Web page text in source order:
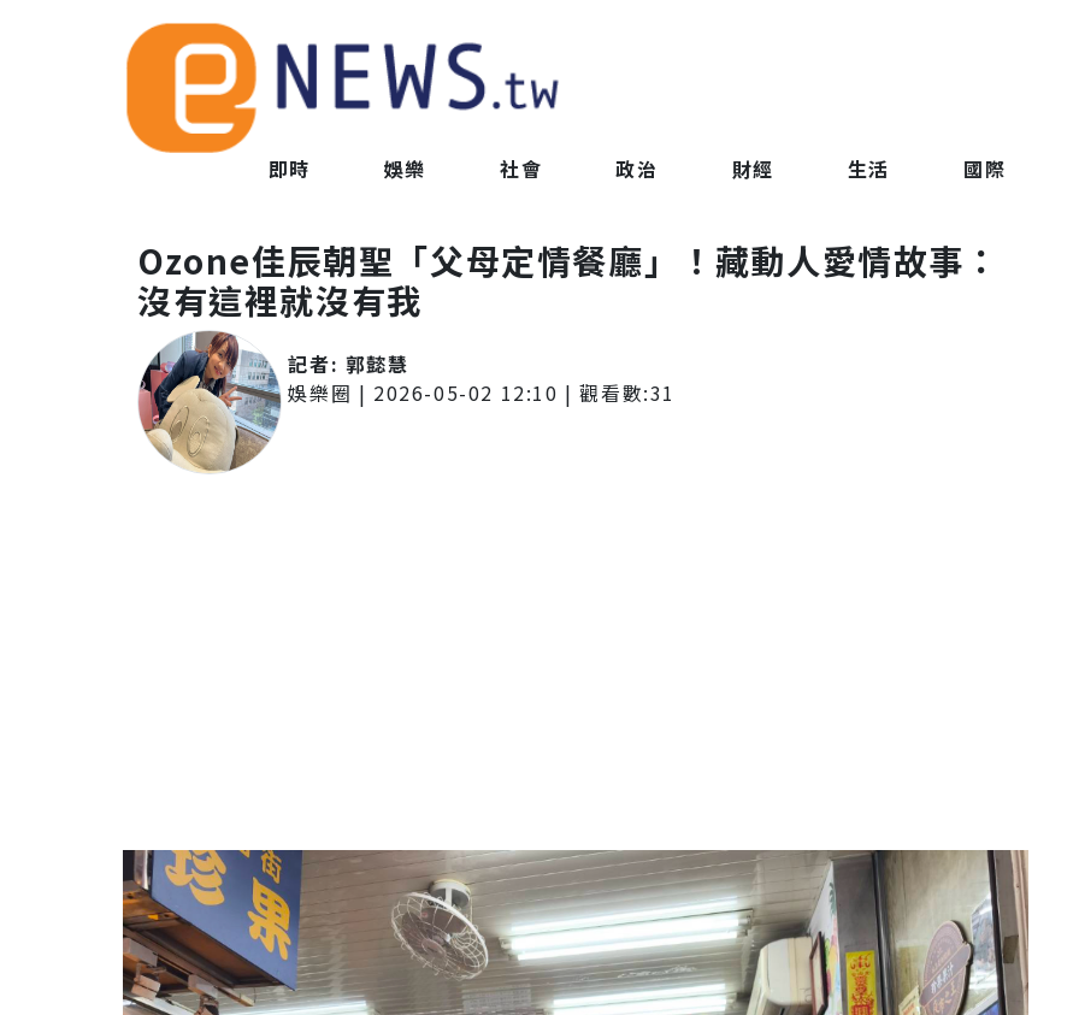
即時 娛樂 社會 政治 財經 生活 國際
Ozone佳辰朝聖「父母定情餐廳」！藏動人愛情故事：
沒有這裡就沒有我
記者: 郭懿慧
娛樂圈 | 2026-05-02 12:10 | 觀看數:31